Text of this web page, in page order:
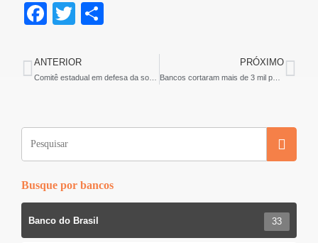
F
c
e
o
o
T
tt
er e
ANTERIOR PRÓXIMO
Bancos cortaram mais de 3 mil postos de trabalho em 2019
Busque por bancos
Banco do Brasil 33